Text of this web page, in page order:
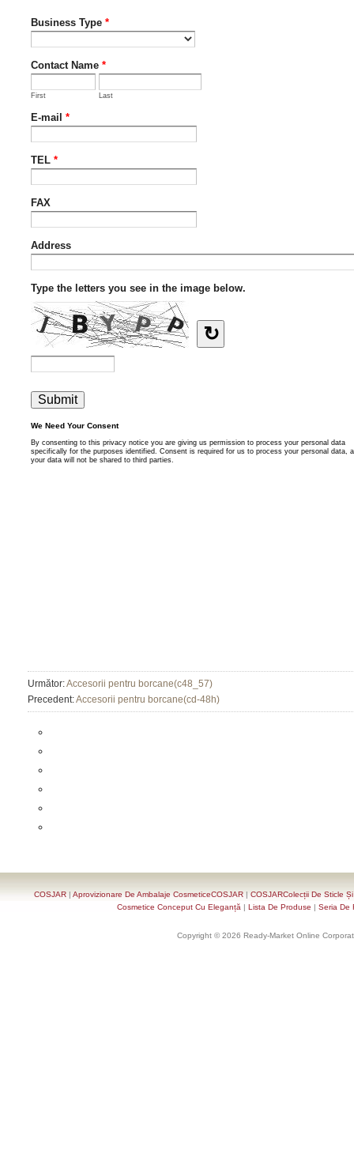
Următor:Accesorii pentru borcane(c48_57)
Precedent:Accesorii pentru borcane(cd-48h)
COSJAR | Aprovizionare De Ambalaje CosmeticeCOSJAR | COSJARColecții De Sticle
Cosmetice Conceput Cu Eleganță | Lista De Produse | Seria De
Copyright © 2026 Ready-Market Online